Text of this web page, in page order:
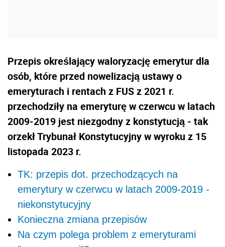
Przepis określający waloryzację emerytur dla
osób, które przed nowelizacją ustawy o
emeryturach i rentach z FUS z 2021 r.
przechodziły na emeryturę w czerwcu w latach
2009-2019 jest niezgodny z konstytucją - tak
orzekł Trybunał Konstytucyjny w wyroku z 15
listopada 2023 r.
TK: przepis dot. przechodzących na
emerytury w czerwcu w latach 2009-2019 -
niekonstytucyjny
Konieczna zmiana przepisów
Na czym polega problem z emeryturami